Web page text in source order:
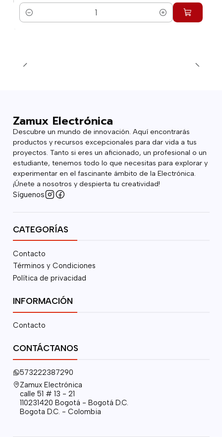
Cantidad
Zamux Electrónica
Descubre un mundo de innovación. Aquí encontrarás
productos y recursos excepcionales para dar vida a tus
proyectos. Tanto si eres un aficionado, un profesional o un
estudiante, tenemos todo lo que necesitas para explorar y
experimentar en el fascinante ámbito de la Electrónica.
¡Únete a nosotros y despierta tu creatividad!
Síguenos
CATEGORÍAS
Contacto
Términos y Condiciones
Política de privacidad
INFORMACIÓN
Contacto
CONTÁCTANOS
573222387290
Zamux Electrónica
calle 51 # 13 - 21
110231420 Bogotá - Bogotá D.C.
Bogota D.C. - Colombia